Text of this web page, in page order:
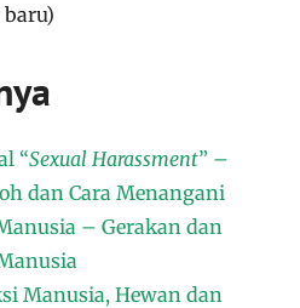
“Sexual Harassment” –
dan Cara Menangani
– Gerakan dan
Manusia, Hewan dan